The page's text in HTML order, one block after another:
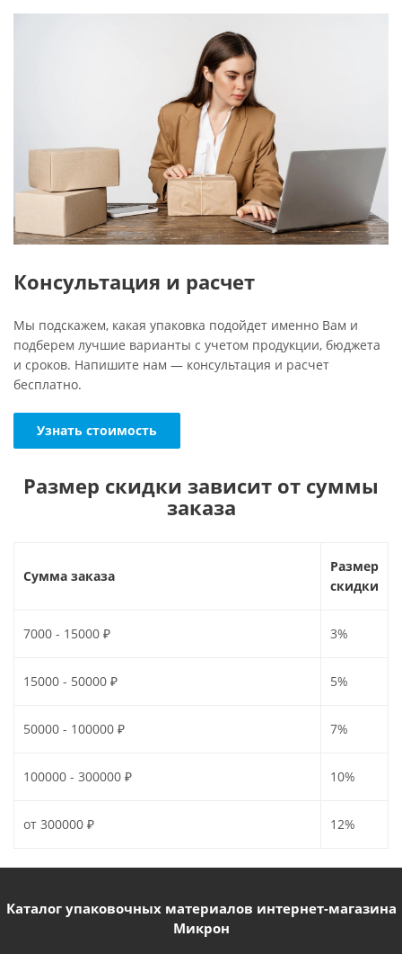
Консультация и расчет
Мы подскажем, какая упаковка подойдет именно Вам и
подберем лучшие варианты с учетом продукции, бюджета
и сроков. Напишите нам — консультация и расчет
бесплатно.
Узнать стоимость
Размер скидки зависит от суммы
заказа
Сумма заказа
Размер
скидки
7000 - 15000 ₽ 3%
15000 - 50000 ₽ 5%
50000 - 100000 ₽ 7%
100000 - 300000 ₽ 10%
от 300000 ₽ 12%
Каталог упаковочных материалов интернет-магазина
Микрон